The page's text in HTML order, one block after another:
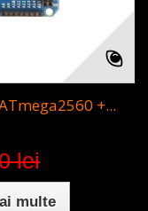
+...
lei
multe